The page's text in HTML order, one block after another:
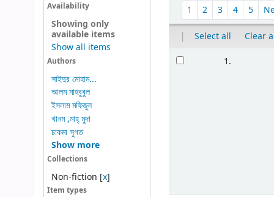
Availability
Showing only
available items
Show all items
Authors
সাইদুর মোহাম...
আলম মাহবুবুল
ইসলাম মফিজুল
খানম ,মাহ্ মুদা
চাকমা সুগত
Show more
Collections
Non-fiction [x]
Item types
1 2 3 4 5
| Select all
Clear
1.